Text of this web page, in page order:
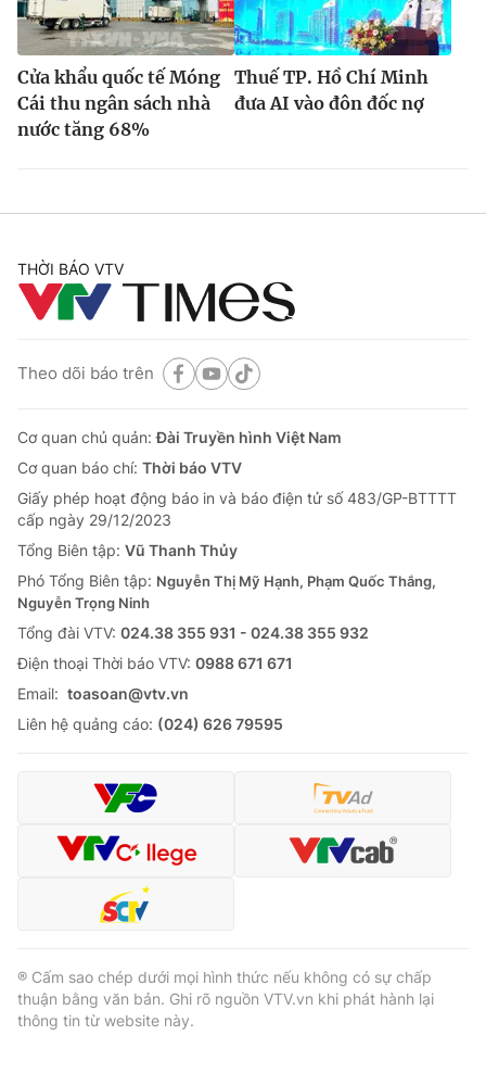
Cửa khẩu quốc tế Móng
Cái thu ngân sách nhà
nước tăng 68%
Thuế TP. Hồ Chí Minh
đưa AI vào đôn đốc nợ
THỜI BÁO VTV
Theo dõi báo trên
Cơ quan chủ quản:Đài Truyền hình Việt Nam
Cơ quan báo chí: Thời báo VTV
Giấy phép hoạt động báo in và báo điện tử số 483/GP-BTTTT
cấp ngày 29/12/2023
Tổng Biên tập: Vũ Thanh Thủy
Phó Tổng Biên tập: Nguyễn Thị Mỹ Hạnh, Phạm Quốc Thắng,
Nguyễn Trọng Ninh
Tổng đài VTV: 024.38 355 931 - 024.38 355 932
Ðiện thoại Thời báo VTV: 0988 671 671
Email: toasoan@vtv.vn
Liên hệ quảng cáo: (024) 626 79595
® Cấm sao chép dưới mọi hình thức nếu không có sự chấp
thuận bằng văn bản. Ghi rõ nguồn VTV.vn khi phát hành lại
thông tin từ website này.